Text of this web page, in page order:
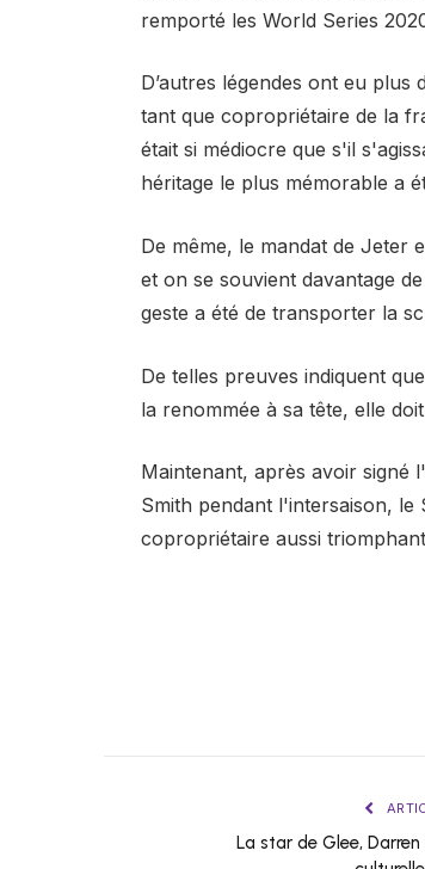
remporté les World Series
D’autres légendes ont eu
tant que copropriétaire de la
était si médiocre que s'il
héritage le plus mémorable a
De même, le mandat de Jeter
et on se souvient davantage
geste a été de transporter la
De telles preuves indiquent
la renommée à sa tête, elle
Maintenant, après avoir signé
Smith pendant l'intersaison,
copropriétaire aussi
La star de Glee,